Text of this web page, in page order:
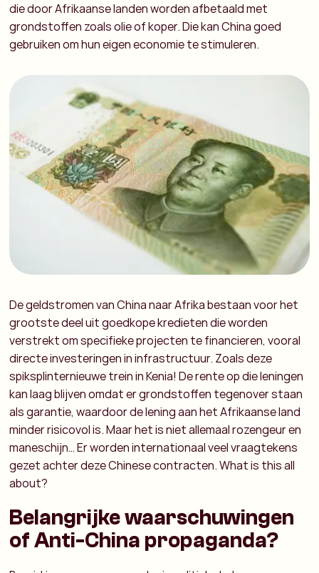
die door Afrikaanse landen worden afbetaald met
grondstoffen zoals olie of koper. Die kan China goed
gebruiken om hun eigen economie te stimuleren.
De geldstromen van China naar Afrika bestaan voor het
grootste deel uit goedkope kredieten die worden
verstrekt om specifieke projecten te financieren, vooral
directe investeringen in infrastructuur. Zoals deze
spiksplinternieuwe trein in Kenia! De rente op die leningen
kan laag blijven omdat er grondstoffen tegenover staan
als garantie, waardoor de lening aan het Afrikaanse land
minder risicovol is. Maar het is niet allemaal rozengeur en
maneschijn… Er worden internationaal veel vraagtekens
gezet achter deze Chinese contracten. What is this all
about?
Belangrijke waarschuwingen
of Anti-China propaganda?